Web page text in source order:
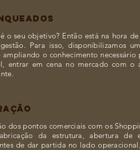
o seu objetivo? Então está na hora
Para isso, disponibilizamos
o conhecimento
entrar em cena no mercado com
dos pontos comerciais com os
da estrutura, abertura de
de dar partida no lado